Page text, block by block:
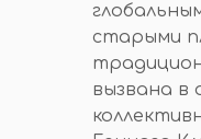
старыми
вызвана в